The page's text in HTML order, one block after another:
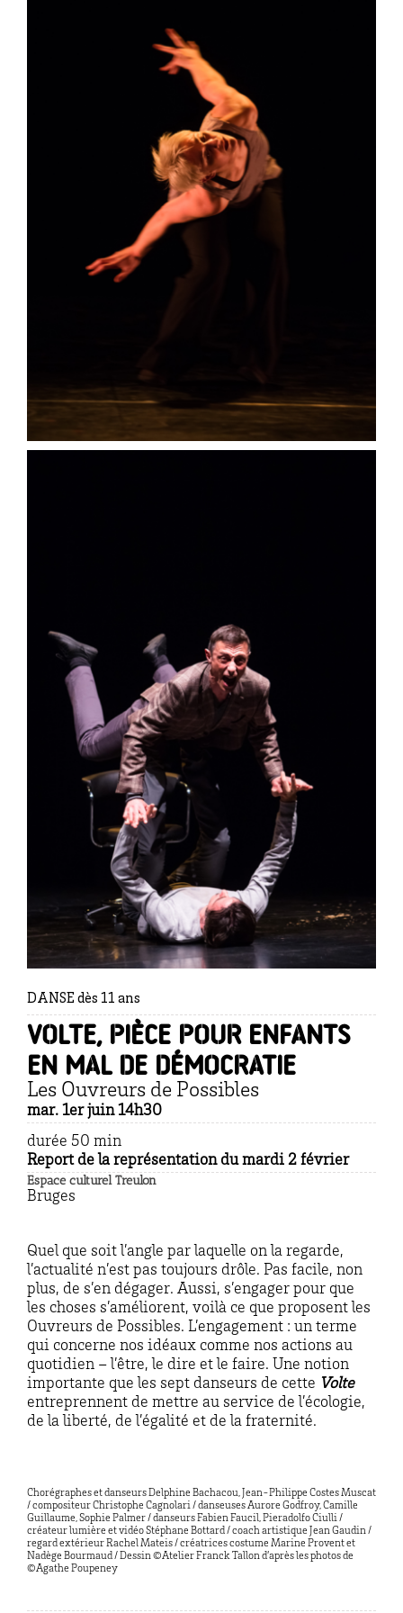
DANSE dès 11 ans
Volte, pièce pour enfants
en mal de démocratie
Les Ouvreurs de Possibles
mar. 1er juin 14h30
durée 50 min
Report de la représentation du mardi 2 février
Espace culturel Treulon
Bruges
Quel que soit l’angle par laquelle on la regarde,
l’actualité n’est pas toujours drôle. Pas facile, non
plus, de s’en dégager. Aussi, s’engager pour que
les choses s’améliorent, voilà ce que proposent les
Ouvreurs de Possibles. L’engagement : un terme
qui concerne nos idéaux comme nos actions au
quotidien – l’être, le dire et le faire. Une notion
importante que les sept danseurs de cette Volte
entreprennent de mettre au service de l’écologie,
de la liberté, de l’égalité et de la fraternité.
Chorégraphes et danseurs Delphine Bachacou, Jean-Philippe Costes Muscat
/ compositeur Christophe Cagnolari / danseuses Aurore Godfroy, Camille
Guillaume, Sophie Palmer / danseurs Fabien Faucil, Pieradolfo Ciulli /
créateur lumière et vidéo Stéphane Bottard / coach artistique Jean Gaudin /
regard extérieur Rachel Mateis / créatrices costume Marine Provent et
Nadège Bourmaud / Dessin ©Atelier Franck Tallon d’après les photosde
©Agathe Poupeney